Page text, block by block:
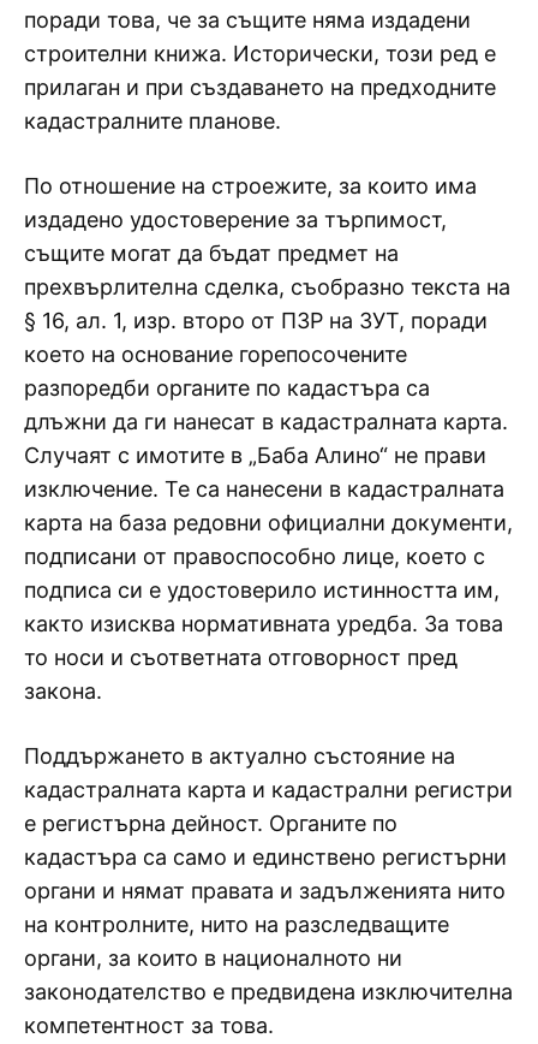
поради това, че за същите няма издадени
строителни книжа. Исторически, този ред е
прилаган и при създаването на предходните
кадастралните планове.
По отношение на строежите, за които има
издадено удостоверение за търпимост,
същите могат да бъдат предмет на
прехвърлителна сделка, съобразно текста на
§ 16, ал. 1, изр. второ от П3P на 3УT, поради
което на основание горепосочените
разпоредби органите по кадастъра са
длъжни да ги нанесат в кадастралната карта.
Случаят с имотите в „Баба Алино“ не прави
изключение. Те са нанесени в кадастралната
карта на база редовни официални документи,
подписани от правоспособно лице, което с
подписа си е удостоверило истинността им,
както изисква нормативната уредба. За това
то носи и съответната отговорност пред
закона.
Поддържането в актуално състояние на
кадастралната карта и кадастрални регистри
е регистърна дейност. Органите по
кадастъра са само и единствено регистърни
органи и нямат правата и задълженията нито
на контролните, нито на разследващите
органи, за които в националното ни
законодателство е предвидена изключителна
компетентност за това.